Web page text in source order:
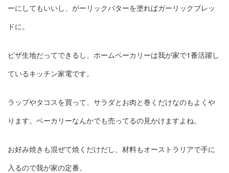
ーにしてもいいし、がーリックバターを塗ればガーリックブレッ
ドに。
ピザ生地だってできるし、ホームベーカリーは我が家で1番活躍し
ているキッチン家電です。
ラップやタコスを買って、サラダとお肉と巻くだけなのもよくや
ります。ベーカリーなんかでも売ってるの見かけますよね。
お好み焼きも混ぜて焼くだけだし、材料もオーストラリアで手に
入るので我が家の定番。